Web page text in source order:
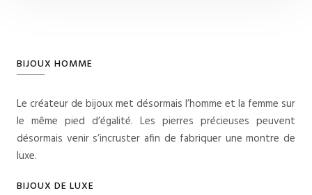
BIJOUX HOMME
Le créateur de bijoux met désormais l’homme et la femme sur
le même pied d’égalité. Les pierres précieuses peuvent
désormais venir s’incruster afin de fabriquer une montre de
luxe.
BIJOUX DE LUXE